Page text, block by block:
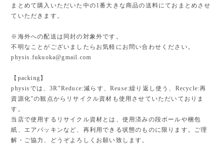
まとめて購入いただいた中の1番大きな商品の送料にておまとめさせ
ていただきます。
※海外への配送は同封の対象外です。
不明なことがございましたらお気軽にお問い合わせください。
physis.fukuoka@gmail.com
【packing】
physisでは、3R"Reduce:減らす、Reuse:繰り返し使う、Recycle:再
資源化"の観点からリサイクル資材も使用させていただいておりま
す。
当店で使用するリサイクル資材とは、使用済みの段ボールや梱包
紙、エアパッキンなど、再利用できる状態のものに限ります。ご理
解・ご協力、どうぞよろしくお願い致します。